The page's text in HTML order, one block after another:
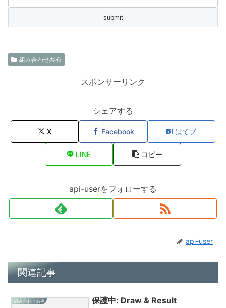
組み合わせ共有
スポンサーリンク
シェアする
X Facebook はてブ
LINE コピー
api-userをフォローする
api-user
関連記事
組み合わせ共有 保護中: Draw & Result